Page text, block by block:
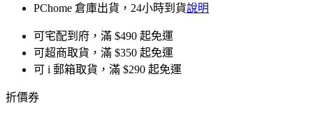
PChome 倉庫出貨，24小時到貨說明
可宅配到府，滿 $490 起免運
可超商取貨，滿 $350 起免運
可 i 郵箱取貨，滿 $290 起免運
折價券